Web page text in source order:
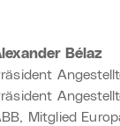
Bélaz
Mitglied